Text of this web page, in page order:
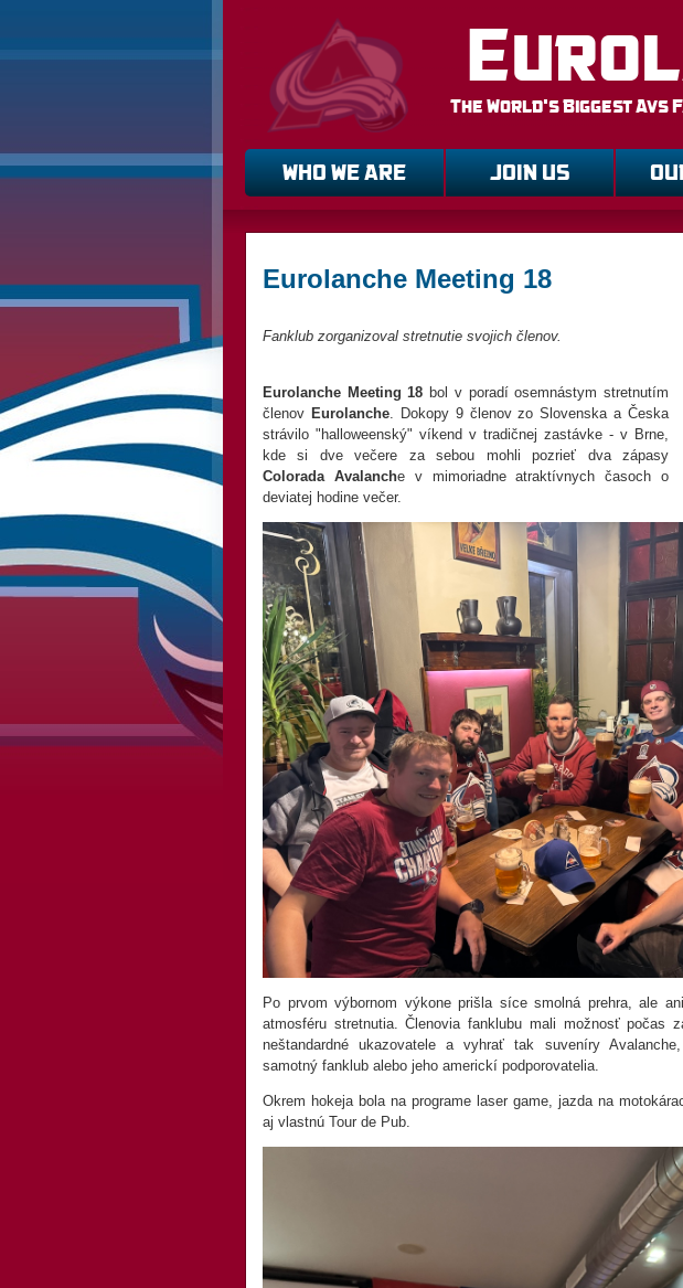
The World's Biggest Avs
WHO WE ARE JOIN US
Eurolanche Meeting 18
Fanklub zorganizoval stretnutie svojich členov.
Eurolanche Meeting 18 bol v poradí osemnástym stretnutím
členov Eurolanche. Dokopy 9 členov zo Slovenska a Česka
strávilo "halloweenský" víkend v tradičnej zastávke - v Brne,
kde si dve večere za sebou mohli pozrieť dva zápasy
Colorada Avalanche v mimoriadne atraktívnych časoch o
deviatej hodine večer.
Po prvom výbornom výkone prišla síce smolná prehra, ale
atmosféru stretnutia. Členovia fanklubu mali možnosť počas
neštandardné ukazovatele a vyhrať tak suveníry
samotný fanklub alebo jeho americkí podporovatelia.
Okrem hokeja bola na programe laser game, jazda na
aj vlastnú Tour de Pub.